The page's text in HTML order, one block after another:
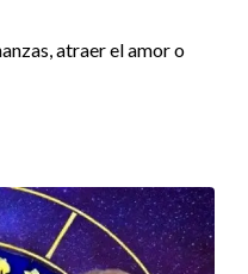
atraer el amor o